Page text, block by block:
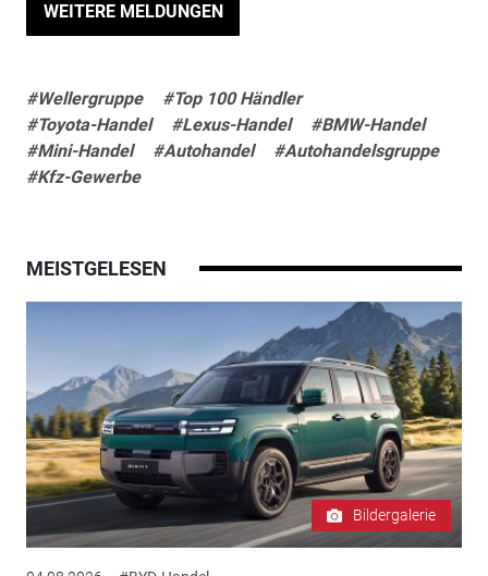
WEITERE MELDUNGEN
#Wellergruppe
#Top 100 Händler
#Toyota-Handel
#Lexus-Handel
#BMW-Handel
#Mini-Handel
#Autohandel
#Autohandelsgruppe
#Kfz-Gewerbe
MEISTGELESEN
Bildergalerie